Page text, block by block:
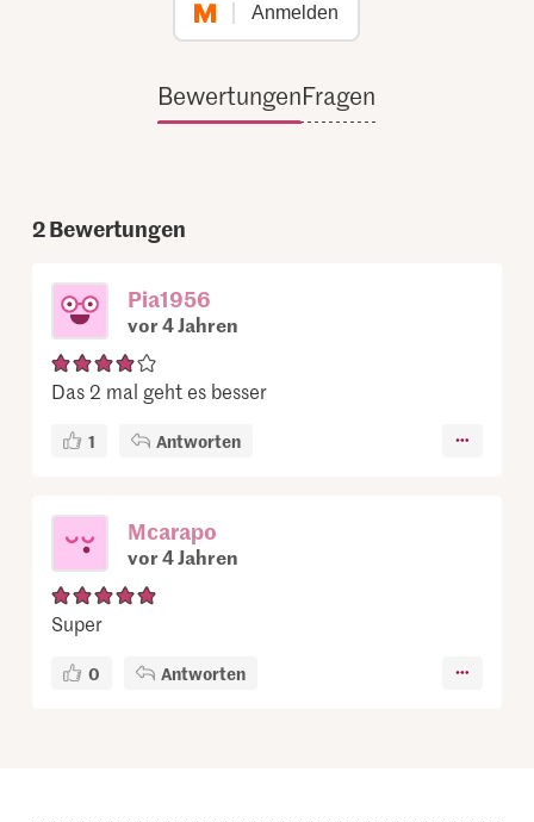
Anmelden
BewertungenFragen
2Bewertungen
Pia1956
vor 4 Jahren
Das 2 mal geht es besser
1 Antworten
Mcarapo
vor 4 Jahren
Super
0 Antworten